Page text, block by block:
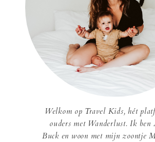
Welkom op Travel Kids, hét
ouders met Wanderlust. Ik ben
Buck en woon met mijn zoontje